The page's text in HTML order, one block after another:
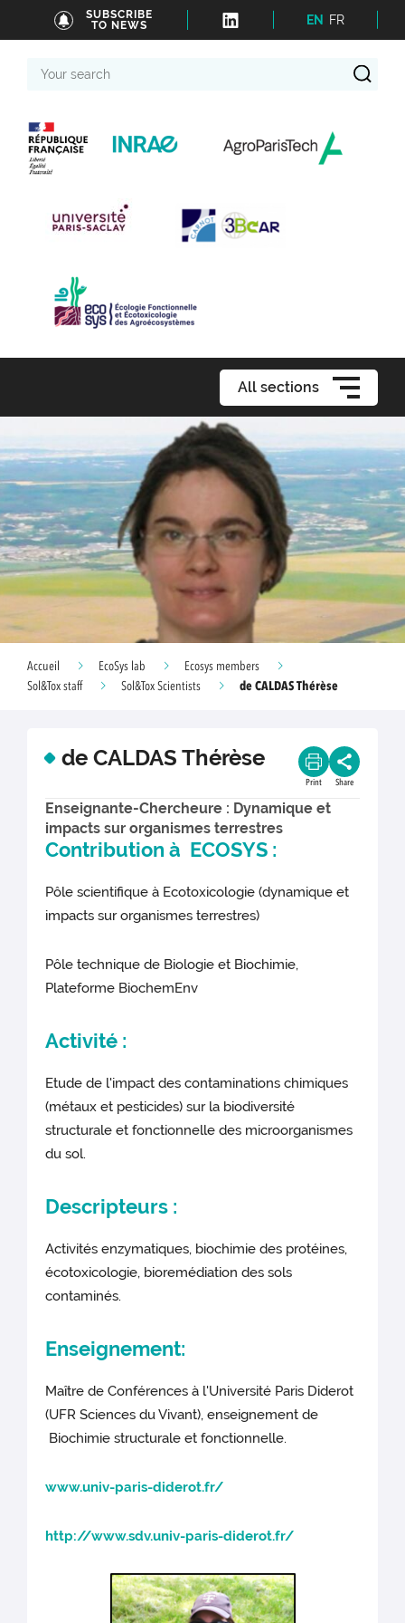
SUBSCRIBE
TO NEWS
EN FR
search
All sections
Accueil EcoSys lab
Ecosys members
Sol&Tox staff
Sol&Tox Scientists de CALDAS Thérèse
de CALDAS Thérèse
Print Share
Enseignante-Chercheure : Dynamique et
impacts sur organismes terrestres
Contribution à ECOSYS :
Pôle scientifique à Ecotoxicologie (dynamique et
impacts sur organismes terrestres)
Pôle technique de Biologie et Biochimie,
Plateforme BiochemEnv
Activité :
Etude de l'impact des contaminations chimiques
(métaux et pesticides) sur la biodiversité
structurale et fonctionnelle des microorganismes
du sol.
Descripteurs :
Activités enzymatiques, biochimie des protéines,
écotoxicologie, bioremédiation des sols
contaminés.
Enseignement:
Maître de Conférences à l'Université Paris Diderot
(UFR Sciences du Vivant), enseignement de
Biochimie structurale et fonctionnelle.
www.univ-paris-diderot.fr/
http://www.sdv.univ-paris-diderot.fr/